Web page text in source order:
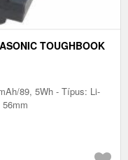
TOUGHBOOK
89, 5Wh - Típus: Li-